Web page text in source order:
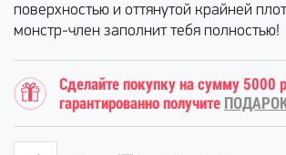
поверхностью и оттянутой крайней
монстр-член заполнит тебя полностью!
Сделайте покупку на сумму 5000
гарантированно получите